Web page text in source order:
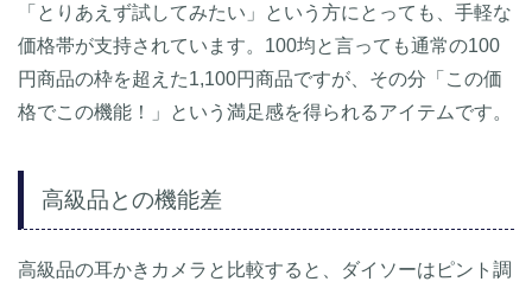
「とりあえず試してみたい」という方にとっても、手軽な
価格帯が支持されています。100均と言っても通常の100
円商品の枠を超えた1,100円商品ですが、その分「この価
格でこの機能！」という満足感を得られるアイテムです。
高級品との機能差
高級品の耳かきカメラと比較すると、ダイソーはピント調